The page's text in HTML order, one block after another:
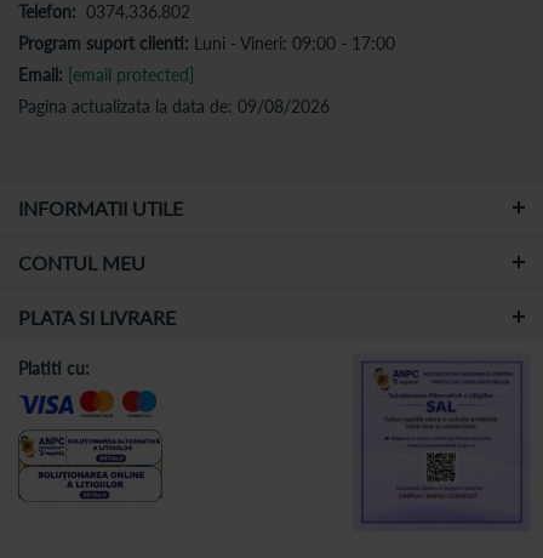
Telefon: 0374.336.802
Program suport clienti: Luni - Vineri: 09:00 - 17:00
Email: [email protected]
Pagina actualizata la data de: 09/08/2026
INFORMATII UTILE
CONTUL MEU
PLATA SI LIVRARE
Platiti cu: